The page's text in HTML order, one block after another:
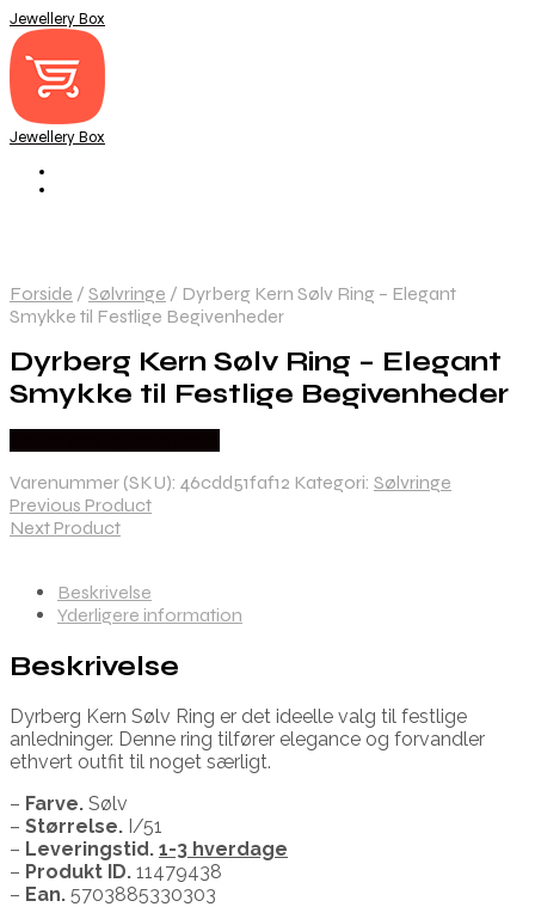
Jewellery Box
Jewellery Box
Forside / Sølvringe / Dyrberg Kern Sølv Ring – Elegant
Smykke til Festlige Begivenheder
Dyrberg Kern Sølv Ring – Elegant
Smykke til Festlige Begivenheder
Varenummer (SKU): 46cdd51faf12 Kategori: Sølvringe
Previous Product
Next Product
Beskrivelse
Yderligere information
Beskrivelse
Dyrberg Kern Sølv Ring er det ideelle valg til festlige
anledninger. Denne ring tilfører elegance og forvandler
ethvert outfit til noget særligt.
– Farve. Sølv
– Størrelse. I/51
– Leveringstid. 1-3 hverdage
– Produkt ID. 11479438
– Ean. 5703885330303